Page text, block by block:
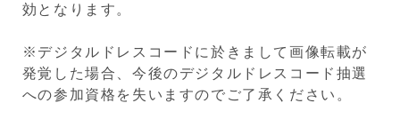
効となります。
※デジタルドレスコードに於きまして画像転載が
発覚した場合、今後のデジタルドレスコード抽選
への参加資格を失いますのでご了承ください。